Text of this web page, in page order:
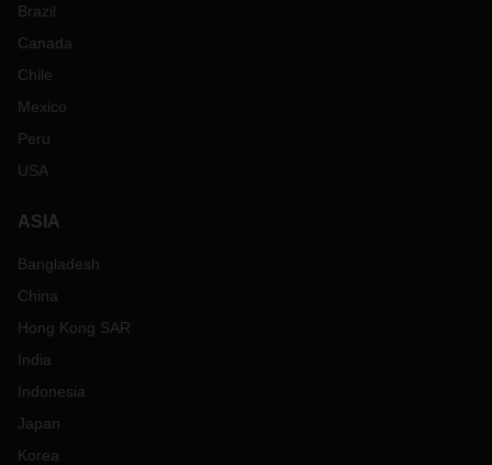
Brazil
Canada
Chile
Mexico
Peru
USA
ASIA
Bangladesh
China
Hong Kong SAR
India
Indonesia
Japan
Korea